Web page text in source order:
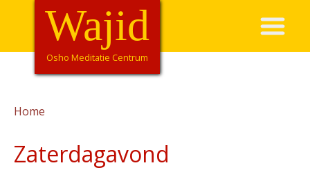
Overslaan
de
HoofdnavigatieWajid
Osho Meditatie Centrum
Home
Zaterdagavond